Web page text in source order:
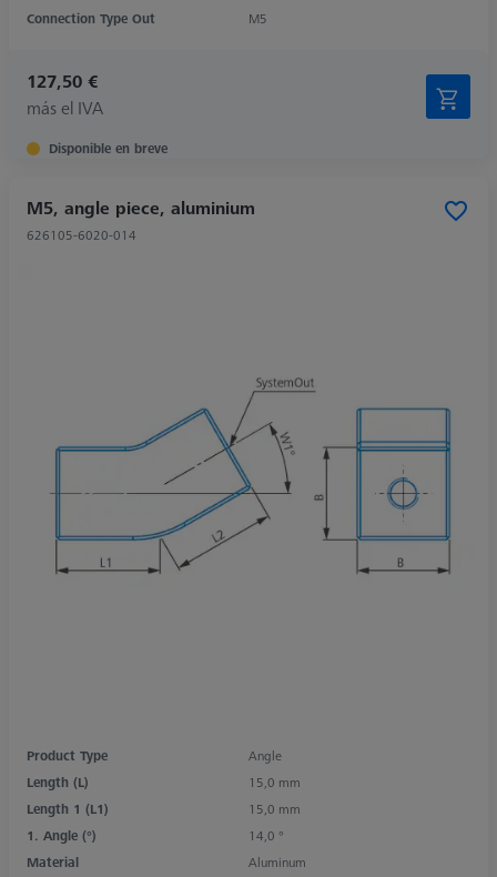
Connection Type Out
M5
127,50 €
más el IVA
Disponible en breve
M5, angle piece, aluminium
626105-6020-014
Product Type
Angle
Length (L)
15,0 mm
Length 1 (L1)
15,0 mm
1. Angle (°)
14,0 °
Material
Aluminum